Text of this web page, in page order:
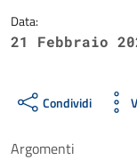
Data:
21 Febbraio
Condividi
Argomenti